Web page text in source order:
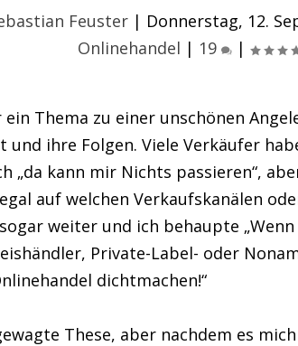
Feuster | Donnerstag, 12.
Onlinehandel | 19 |
Thema zu einer unschönen
und ihre Folgen. Viele Verkäufer
„da kann mir Nichts passieren“,
auf welchen Verkaufskanälen
weiter und ich behaupte
Private-Label- oder
dichtmachen!“
These, aber nachdem es